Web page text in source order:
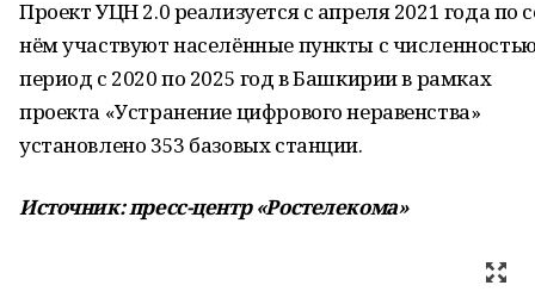
Проект УЦН 2.0 реализуется с апреля 2021 года
нём участвуют населённые пункты с
период с 2020 по 2025 год в Башкирии в рамках
проекта «Устранение цифрового неравенства»
установлено 353 базовых станции.
Источник: пресс-центр «Ростелекома»